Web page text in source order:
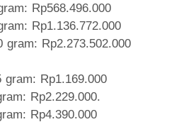
Rp568.496.000
Rp1.136.772.000‎
gram: Rp2.273.502.000
Rp1.169.000‎
Rp2.229.000.
Rp4.390.000